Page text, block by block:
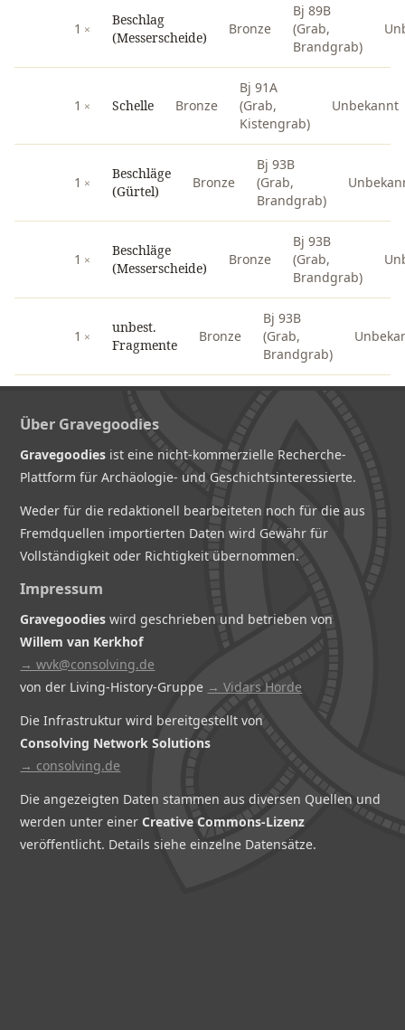
1
Beschlag
(Messerscheide)
Bronze
Bj 89B
(Grab,
Brandgrab)
1 Schelle Bronze
Bj 91A
(Grab,
Kistengrab)
Unbekannt
1
Beschläge
(Gürtel)
Bronze
Bj 93B
(Grab,
Brandgrab)
1
Beschläge
(Messerscheide)
Bronze
Bj 93B
(Grab,
Brandgrab)
1
unbest.
Fragmente
Bronze
Bj 93B
(Grab,
Brandgrab)
Über Gravegoodies
Gravegoodies ist eine nicht-kommerzielle Recherche-
Plattform für Archäologie- und Geschichtsinteressierte.
Weder für die redaktionell bearbeiteten noch für die aus
Fremdquellen importierten Daten wird Gewähr für
Vollständigkeit oder Richtigkeit übernommen.
Impressum
Gravegoodies wird geschrieben und betrieben von
Willem van Kerkhof
→ wvk@consolving.de
von der Living-History-Gruppe → Vidars Horde
Die Infrastruktur wird bereitgestellt von
Consolving Network Solutions
→ consolving.de
Die angezeigten Daten stammen aus diversen Quellen und
werden unter einerCreative Commons-Lizenz
veröffentlicht. Details siehe einzelne Datensätze.